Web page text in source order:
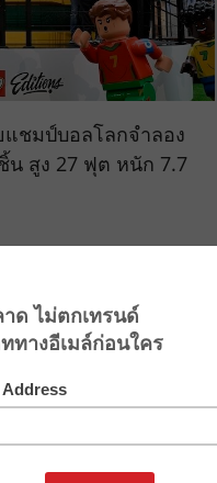
แชมป์บอลโลกจำลอง
น สูง 27 ฟุต หนัก 7.7